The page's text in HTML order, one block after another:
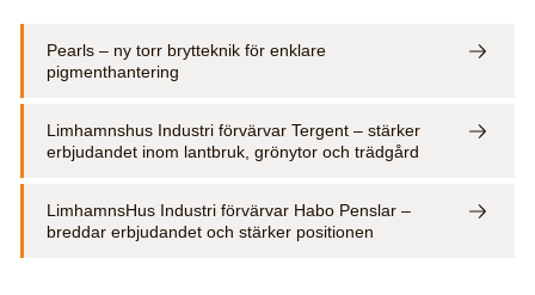
Pearls – ny torr brytteknik för enklare
pigmenthantering
Limhamnshus Industri förvärvar Tergent – stärker
erbjudandet inom lantbruk, grönytor och trädgård
LimhamnsHus Industri förvärvar Habo Penslar –
breddar erbjudandet och stärker positionen